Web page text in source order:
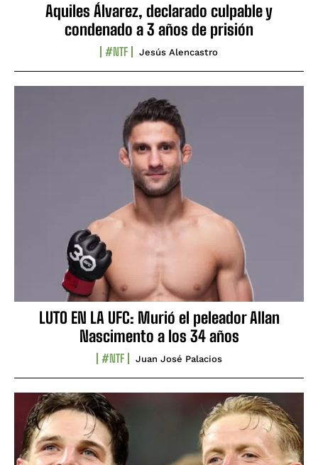
Aquiles Álvarez, declarado culpable y
condenado a 3 años de prisión
#NTF Jesús Alencastro
LUTO EN LA UFC: Murió el peleador Allan
Nascimento a los 34 años
#NTF Juan José Palacios